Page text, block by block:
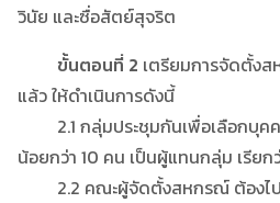
วินัย และซื่อสัตย์สุจริต
ขั้นตอนที่ 2 เตรียมการจัดตั้ง
แล้ว ให้ดำเนินการดังนี้
2.1 กลุ่มประชุมกันเพื่อเลือกบุคค
น้อยกว่า 10 คน เป็นผู้แทนกลุ่ม เรีย
2.2 คณะผู้จัดตั้งสหกรณ์ ต้องไป